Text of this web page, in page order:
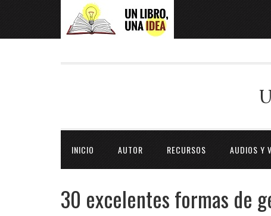
INICIO AUTOR RECURSOS AUDIOS Y
30 excelentes formas de